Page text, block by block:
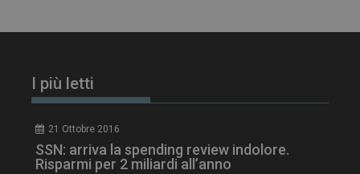
I più letti
21 Ottobre 2016
SSN: arriva la spending review indolore.
Risparmi per 2 miliardi all’anno
tracking-sites-
ironfish-session-id
settimane